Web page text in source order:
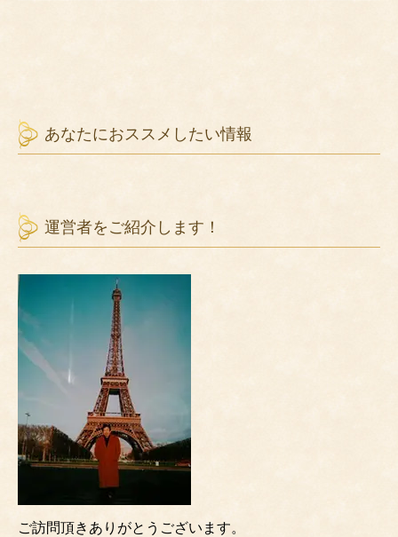
あなたにおススメしたい情報
運営者をご紹介します！
ご訪問頂きありがとうございます。